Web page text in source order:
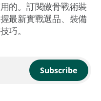
的。訂閱傲骨戰術裝
最新實戰選品、裝備
巧。
Subscribe